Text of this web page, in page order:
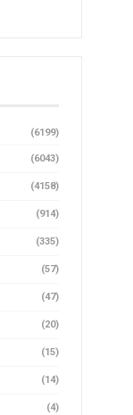
(6199)
(6043)
(4158)
(914)
(335)
(57)
(47)
(20)
(15)
(14)
(4)